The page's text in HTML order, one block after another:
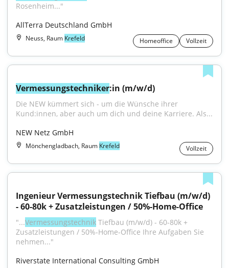
Rosenheim..."
AllTerra Deutschland GmbH
Neuss, Raum Krefeld Homeoffice Vollzeit
Vermessungstechniker:in (m/w/d)
Die NEW kümmert sich - um die Wünsche ihrer
Kund:innen, aber auch um dich und deine Karriere. Als...
NEW Netz GmbH
Mönchengladbach, Raum Krefeld Vollzeit
Ingenieur Vermessungstechnik Tiefbau (m/w/d)
- 60-80k + Zusatzleistungen / 50%-Home-Office
"...Vermessungstechnik Tiefbau (m/w/d) - 60-80k +
Zusatzleistungen / 50%-Home-Office Ihre Aufgaben Sie
nehmen..."
Riverstate International Consulting GmbH